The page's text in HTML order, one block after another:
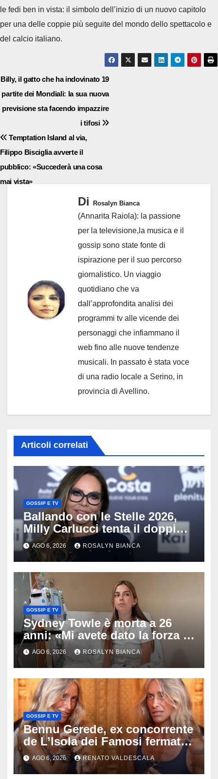
le fedi ben in vista: il simbolo dell’inizio di un nuovo capitolo
per una delle coppie più seguite del mondo dello spettacolo e
del calcio italiano.
Navigazione
articoli
Billy, il gatto che ha indovinato 19
partite dei Mondiali: la sua nuova
previsione sta facendo impazzire
i tifosi
Temptation Island al via,
Filippo Bisciglia avverte il
pubblico: «Succederà una cosa
mai vista»
Di Rosalyn Bianca
(Annarita Raiola): la passione
per la televisione,la musica e il
gossip sono state fonte di
ispirazione per il suo percorso
giornalistico. Un viaggio
quotidiano che va
dall’approfondita analisi dei
programmi tv alle vicende dei
personaggi che infiammano il
web fino alle nuove tendenze
musicali. In passato è stata voce
di una radio locale a Serino, in
provincia di Avellino.
Articoli correlati
GOSSIP E TV
Ballando con le Stelle 2026,
Milly Carlucci tenta il doppio
colpo: tra i papabili Ornella
Muti e Monica Guerritore
AGO 6, 2026 ROSALYN BIANCA
GOSSIP E TV
Sydney Towle è morta a 26
anni: «Mi avete dato la forza di
andare avanti», l’ultimo
messaggio dell’influencer
commuove i fan
AGO 6, 2026 ROSALYN BIANCA
GOSSIP E TV
Bennu Gerede, ex concorrente
de L’Isola dei Famosi fermata
dopo una diretta: cosa ha
mostrato e perché ora rischia
AGO 6, 2026 RENATO VALDESCALA